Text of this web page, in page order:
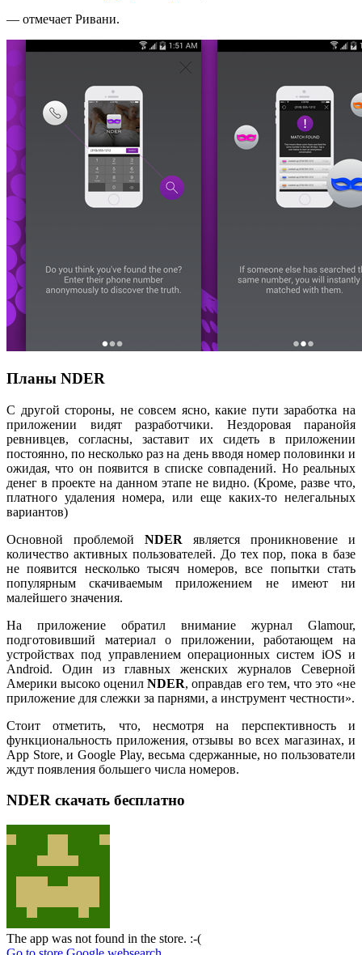
— отмечает Ривани.
Планы NDER
С другой стороны, не совсем ясно, какие пути заработка на
приложении видят разработчики. Нездоровая паранойя
ревнивцев, согласны, заставит их сидеть в приложении
постоянно, по несколько раз на день вводя номер половинки и
ожидая, что он появится в списке совпадений. Но реальных
денег в проекте на данном этапе не видно. (Кроме, разве что,
платного удаления номера, или еще каких-то нелегальных
вариантов)
Основной проблемой NDER является проникновение и
количество активных пользователей. До тех пор, пока в базе
не появится несколько тысяч номеров, все попытки стать
популярным скачиваемым приложением не имеют ни
малейшего значения.
На приложение обратил внимание журнал Glamour,
подготовивший материал о приложении, работающем на
устройствах под управлением операционных систем iOS и
Android. Один из главных женских журналов Северной
Америки высоко оценилNDER, оправдав его тем, что это «не
приложение для слежки за парнями, а инструмент честности».
Стоит отметить, что, несмотря на перспективность и
функциональность приложения, отзывы во всех магазинах, и
App Store, и Google Play, весьма сдержанные, но пользователи
ждут появления большего числа номеров.
NDER скачать бесплатно
The app was not found in the store. :-(